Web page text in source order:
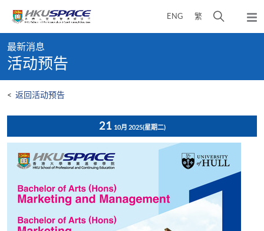
content
ENG 繁
开
弹
出
content
start
最新消息
活动预告
< 返回活动预告
21 10月 2025(星期二)